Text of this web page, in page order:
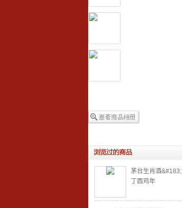
茅台生肖酒&#183;
丁酉鸡年